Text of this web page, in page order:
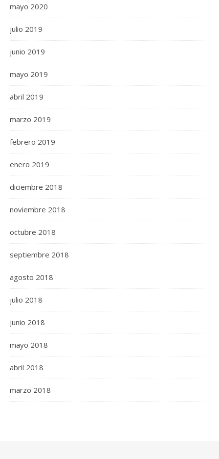
mayo 2020
julio 2019
junio 2019
mayo 2019
abril 2019
marzo 2019
febrero 2019
enero 2019
diciembre 2018
noviembre 2018
octubre 2018
septiembre 2018
agosto 2018
julio 2018
junio 2018
mayo 2018
abril 2018
marzo 2018